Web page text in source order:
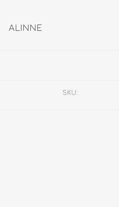
ALINNE
SKU: